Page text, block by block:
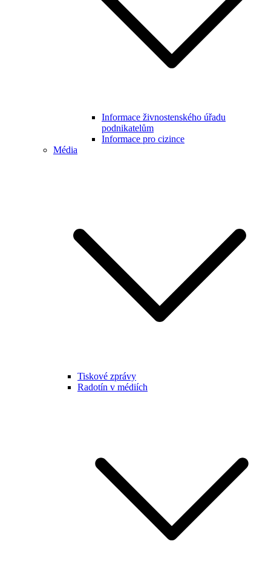
Informace živnostenského úřadu
podnikatelům
Informace pro cizince
Média
Tiskové zprávy
Radotín v médiích